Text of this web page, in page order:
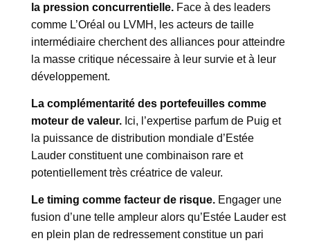
la pression concurrentielle. Face à des leaders
comme L’Oréal ou LVMH, les acteurs de taille
intermédiaire cherchent des alliances pour atteindre
la masse critique nécessaire à leur survie et à leur
développement.
La complémentarité des portefeuilles comme
moteur de valeur. Ici, l’expertise parfum de Puig et
la puissance de distribution mondiale d’Estée
Lauder constituent une combinaison rare et
potentiellement très créatrice de valeur.
Le timing comme facteur de risque. Engager une
fusion d’une telle ampleur alors qu’Estée Lauder est
en plein plan de redressement constitue un pari